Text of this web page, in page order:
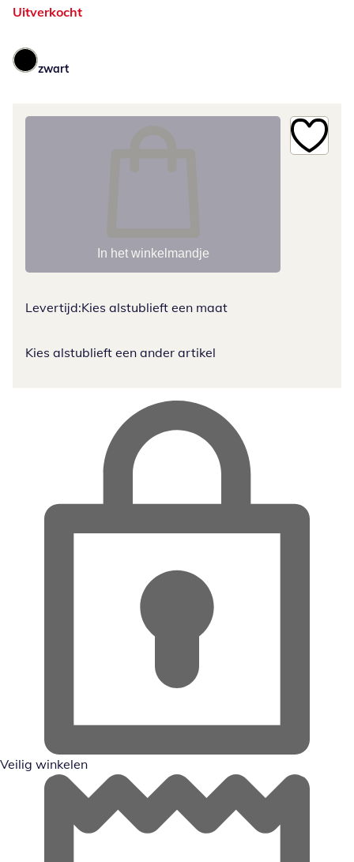
Uitverkocht
zwart
In het winkelmandje
Levertijd:Kies alstublieft een maat
Kies alstublieft een ander artikel
Veilig winkelen